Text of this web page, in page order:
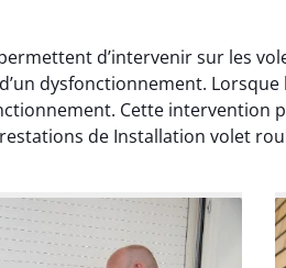
d’intervenir sur les
dysfonctionnement.
Cette intervention
de Installation volet